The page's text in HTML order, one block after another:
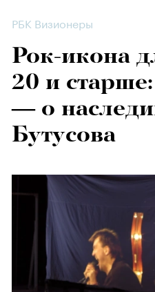
РБК Визионеры
Рок-икона
20 и
— о
Бутусова